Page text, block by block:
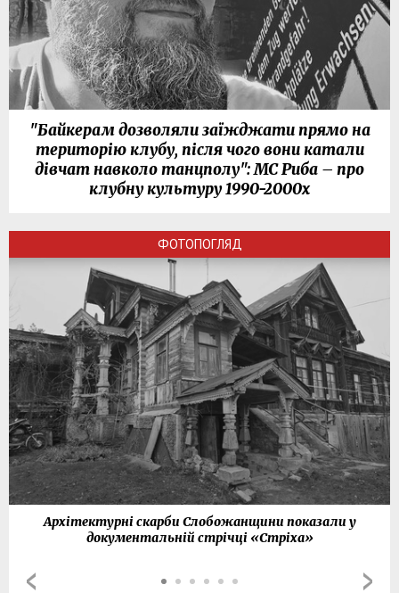
"Байкерам дозволяли заїжджати прямо на
територію клубу, після чого вони катали
дівчат навколо танцполу": МС Риба – про
клубну культуру 1990-2000х
ФОТОПОГЛЯД
Архітектурні скарби Слобожанщини показали у
документальній стрічці «Стріха»